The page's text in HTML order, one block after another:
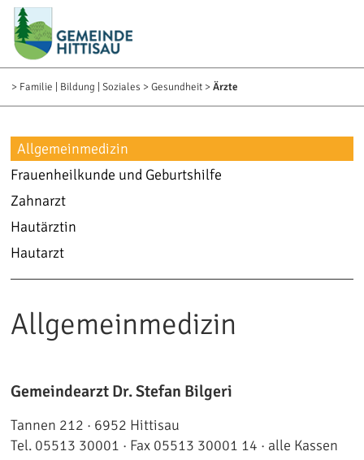
zur Startseite [0]
zur Navigation [1]
zum Inhalt [2]
zum Kontakt [3]
zur Suche [4]
> Familie | Bildung | Soziales > Gesundheit > Ärzte
Allgemeinmedizin
Frauenheilkunde und Geburtshilfe
Zahnarzt
Hautärztin
Hautarzt
Allgemeinmedizin
Gemeindearzt Dr. Stefan Bilgeri
Tannen 212 · 6952 Hittisau
Tel. 05513 30001 · Fax 05513 30001 14 · alle Kassen